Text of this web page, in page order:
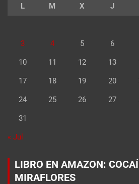
L M X J
3 4 5 6
10 11 12 13
17 18 19 20
24 25 26 27
31
« Jul
LIBRO EN AMAZON:
MIRAFLORES